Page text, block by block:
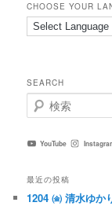
CHOOSE YOUR
SEARCH
検
索
YouTube
最近の投稿
1204 ㈮ 清水ゆか